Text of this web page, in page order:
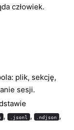
człowiek.
plik, sekcję,
sesji.
, .jsonl , .ndjson ,